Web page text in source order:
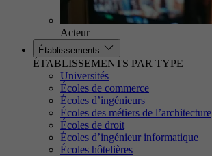
Acteur
Établissements
ÉTABLISSEMENTS PAR TYPE
Universités
Écoles de commerce
Écoles d’ingénieurs
Écoles des métiers de l’architecture
Écoles de droit
Écoles d’ingénieur informatique
Écoles hôtelières